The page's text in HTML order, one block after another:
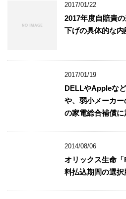
2017/01/22
2017年度自賠責
下げの具体的な内
2017/01/19
DELLやAppleな
や、弱小メーカ
の家電総合補償に
2014/08/06
オリックス生命
料払込期間の選